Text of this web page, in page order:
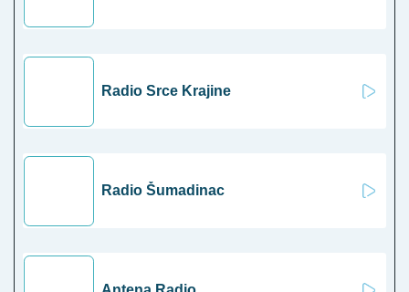
Radio Srce Krajine
Radio Šumadinac